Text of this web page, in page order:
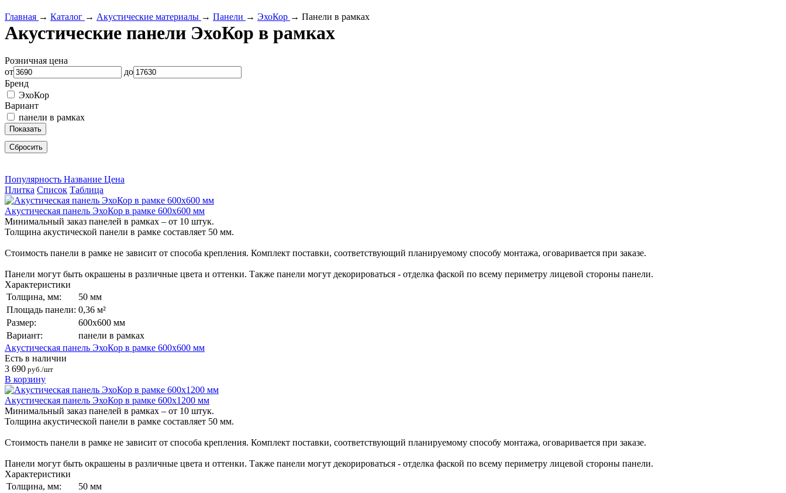
Главная → Каталог → Акустические материалы → Панели → ЭхоКор → Панели в рамках
Акустические панели ЭхоКор в рамках
Розничная цена
от
до
Бренд
ЭхоКор
Вариант
панели в рамках
Показать
Сбросить
Популярность Название Цена
Плитка Список Таблица
Акустическая панель ЭхоКор в рамке 600х600 мм
Минимальный заказ панелей в рамках – от 10 штук.
Толщина акустической панели в рамке составляет 50 мм.
Стоимость панели в рамке не зависит от способа крепления. Комплект поставки, соответствующий планируемому способу монтажа, оговаривается при заказе.
Панели могут быть окрашены в различные цвета и оттенки. Также панели могут декорироваться - отделка фаской по всему периметру лицевой стороны панели.
Характеристики
Толщина, мм:
50 мм
Площадь панели: 0,36 м²
Размер:
600х600 мм
Вариант:
панели в рамках
Акустическая панель ЭхоКор в рамке 600х600 мм
Есть в наличии
3 690 руб./шт
В корзину
Акустическая панель ЭхоКор в рамке 600х1200 мм
Минимальный заказ панелей в рамках – от 10 штук.
Толщина акустической панели в рамке составляет 50 мм.
Стоимость панели в рамке не зависит от способа крепления. Комплект поставки, соответствующий планируемому способу монтажа, оговаривается при заказе.
Панели могут быть окрашены в различные цвета и оттенки. Также панели могут декорироваться - отделка фаской по всему периметру лицевой стороны панели.
Характеристики
Толщина, мм:
50 мм